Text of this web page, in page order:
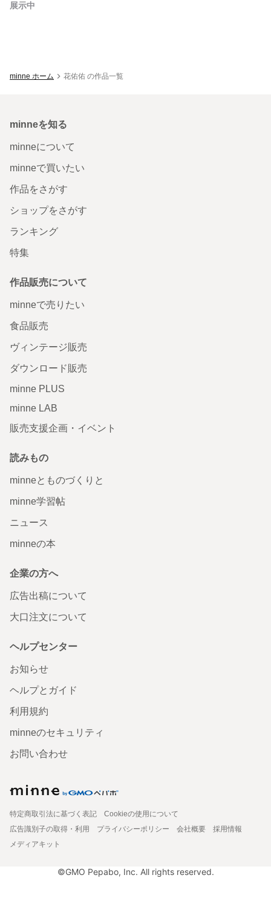
展示中
minne ホーム 花佑佑 の作品一覧
minneを知る
minneについて
minneで買いたい
作品をさがす
ショップをさがす
ランキング
特集
作品販売について
minneで売りたい
食品販売
ヴィンテージ販売
ダウンロード販売
minne PLUS
minne LAB
販売支援企画・イベント
読みもの
minneとものづくりと
minne学習帖
ニュース
minneの本
企業の方へ
広告出稿について
大口注文について
ヘルプセンター
お知らせ
ヘルプとガイド
利用規約
minneのセキュリティ
お問い合わせ
特定商取引法に基づく表記
Cookieの使用について
広告識別子の取得・利用
プライバシーポリシー 会社概要
採用情報
メディアキット
©GMO Pepabo, Inc. All rights reserved.